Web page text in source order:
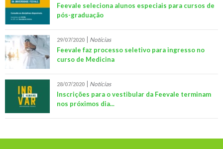
Feevale seleciona alunos especiais para cursos de
pós-graduação
29/07/2020 Notícias
Feevale faz processo seletivo para ingresso no
curso de Medicina
28/07/2020 Notícias
Inscrições para o vestibular da Feevale terminam
nos próximos dia...